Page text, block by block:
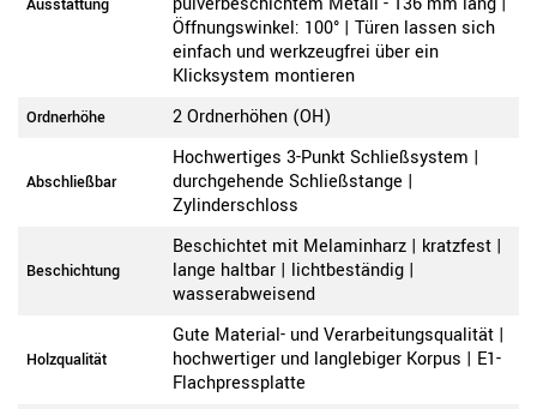
Ausstattung
Öffnungswinkel: 100° | Türen lassen sich
einfach und werkzeugfrei über ein
Klicksystem montieren
Ordnerhöhe 2 Ordnerhöhen (OH)
Abschließbar
Hochwertiges 3-Punkt Schließsystem |
durchgehende Schließstange |
Zylinderschloss
Beschichtung
Beschichtet mit Melaminharz | kratzfest |
lange haltbar | lichtbeständig |
wasserabweisend
Holzqualität
Gute Material- und Verarbeitungsqualität |
hochwertiger und langlebiger Korpus | E1-
Flachpressplatte